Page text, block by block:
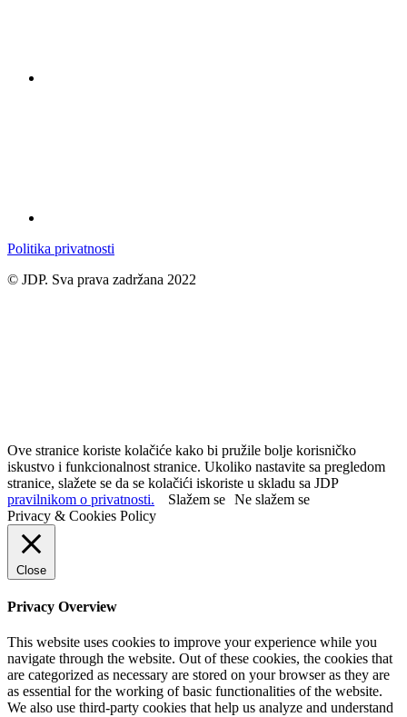
Politika privatnosti
© JDP. Sva prava zadržana 2022
Ove stranice koriste kolačiće kako bi pružile bolje korisničko
iskustvo i funkcionalnost stranice. Ukoliko nastavite sa pregledom
stranice, slažete se da se kolačići iskoriste u skladu sa JDP
pravilnikom o privatnosti.
Slažem se Ne slažem se
Privacy & Cookies Policy
Close
Privacy Overview
This website uses cookies to improve your experience while you
navigate through the website. Out of these cookies, the cookies that
are categorized as necessary are stored on your browser as they are
as essential for the working of basic functionalities of the website.
We also use third-party cookies that help us analyze and understand